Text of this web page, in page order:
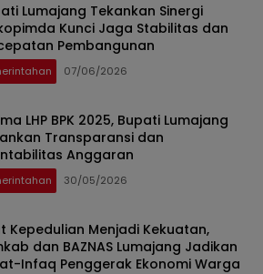
Lumajang Tekankan Sinergi
Kunci Jaga Stabilitas dan
Pembangunan
07/06/2026
LHP BPK 2025, Bupati Lumajang
Transparansi dan
Anggaran
30/05/2026
Kepedulian Menjadi Kekuatan,
dan BAZNAS Lumajang Jadikan
Infaq Penggerak Ekonomi Warga